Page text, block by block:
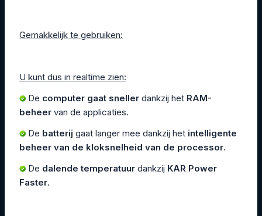
Gemakkelijk te gebruiken:
U kunt dus in realtime zien:
De computer gaat sneller dankzij het RAM-
beheer van de applicaties.
De batterij gaat langer mee dankzij het intelligente
beheer van de kloksnelheid van de processor.
De dalende temperatuur dankzij KAR Power
Faster.